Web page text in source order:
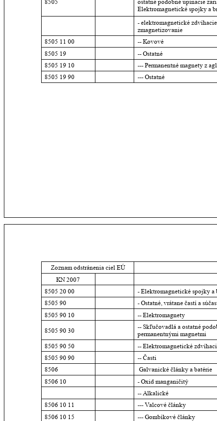
8505
ostatné podobné upínacie
Elektromagnetické spojky a
- elektromagnetické
zmagnetizovanie
8505 11 00
-- Kovové
8505 19
-- Ostatné
8505 19 10
--- Permanentné magnety z
8505 19 90
--- Ostatné
Zoznam odstránenia ciel EÚ
KN 2007
8505 20 00
- Elektromagnetické spojky a
8505 90
- Ostatné, vrátane častí a
8505 90 10
-- Elektromagnety
8505 90 30
-- Skľučovadlá a ostatné
permanentnými magnetmi
8505 90 50
-- Elektromagnetické
8505 90 90
-- Časti
8506
Galvanické články a batérie
8506 10
- Oxid manganičitý
-- Alkalické
8506 10 11
--- Valcové články
8506 10 15
--- Gombíkové články